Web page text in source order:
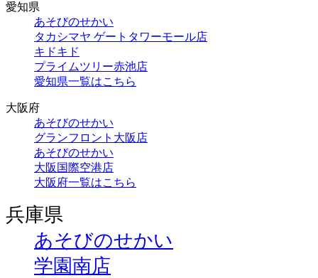
愛知県
あそびのせかい
タカシマヤ ゲートタワーモール店
キドキド
プライムツリー赤池店
愛知県一覧はこちら
大阪府
あそびのせかい
グランフロント大阪店
あそびのせかい
大阪国際空港店
大阪府一覧はこちら
兵庫県
あそびのせかい
学園南店